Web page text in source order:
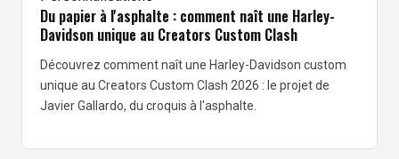
Du papier à l'asphalte : comment naît une Harley-
Davidson unique au Creators Custom Clash
Découvrez comment naît une Harley-Davidson custom
unique au Creators Custom Clash 2026 : le projet de
Javier Gallardo, du croquis à l'asphalte.